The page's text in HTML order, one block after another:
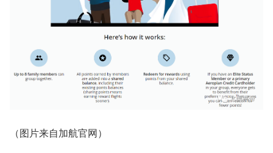
（图片来自加航官网）